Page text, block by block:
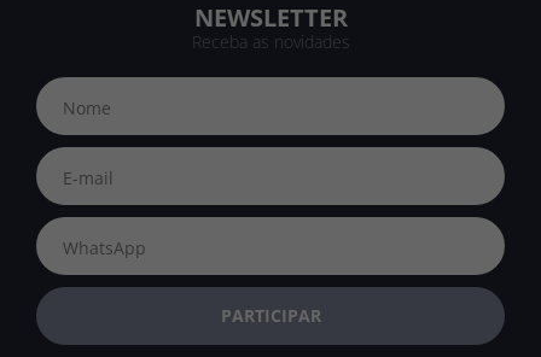
NEWSLETTER
Receba as novidades